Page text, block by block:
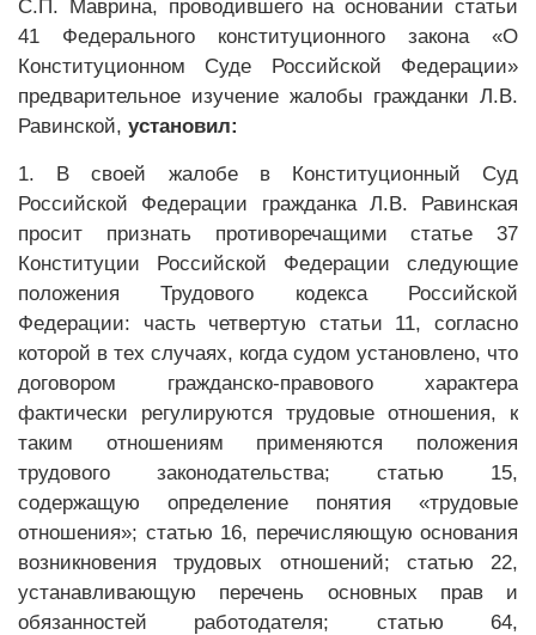
С.П. Маврина, проводившего на основании статьи
41 Федерального конституционного закона «О
Конституционном Суде Российской Федерации»
предварительное изучение жалобы гражданки Л.В.
Равинской, установил:
1. В своей жалобе в Конституционный Суд
Российской Федерации гражданка Л.В. Равинская
просит признать противоречащими статье 37
Конституции Российской Федерации следующие
положения Трудового кодекса Российской
Федерации: часть четвертую статьи 11, согласно
которой в тех случаях, когда судом установлено, что
договором гражданско-правового характера
фактически регулируются трудовые отношения, к
таким отношениям применяются положения
трудового законодательства; статью 15,
содержащую определение понятия «трудовые
отношения»; статью 16, перечисляющую основания
возникновения трудовых отношений; статью 22,
устанавливающую перечень основных прав и
обязанностей работодателя; статью 64,